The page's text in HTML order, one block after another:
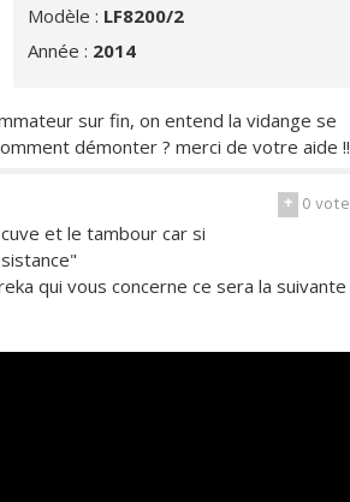
Modèle : LF8200/2
Année : 2014
sur fin, on entend la vidange se
démonter ? merci de votre aide !!
+ 0vote
et le tambour car si
qui vous concerne ce sera la suivante